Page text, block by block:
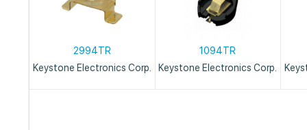
2994TR
Keystone Electronics Corp.
1094TR
Keystone Electronics Corp.